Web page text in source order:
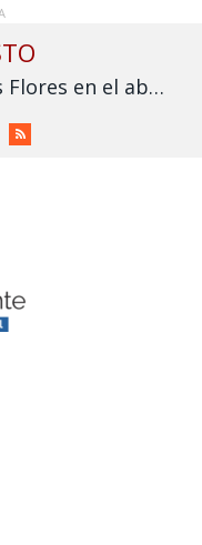
Obra pública en avenida Las Flores en el abandono
RSS